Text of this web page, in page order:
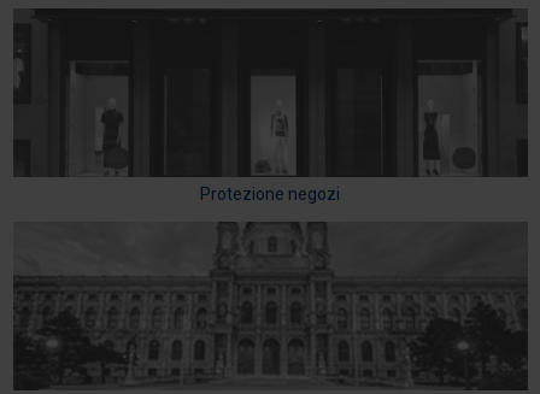
Protezione negozi